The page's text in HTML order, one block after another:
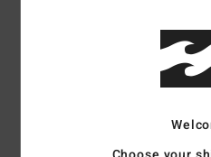
22. gennaio
Molto comodo da indossare